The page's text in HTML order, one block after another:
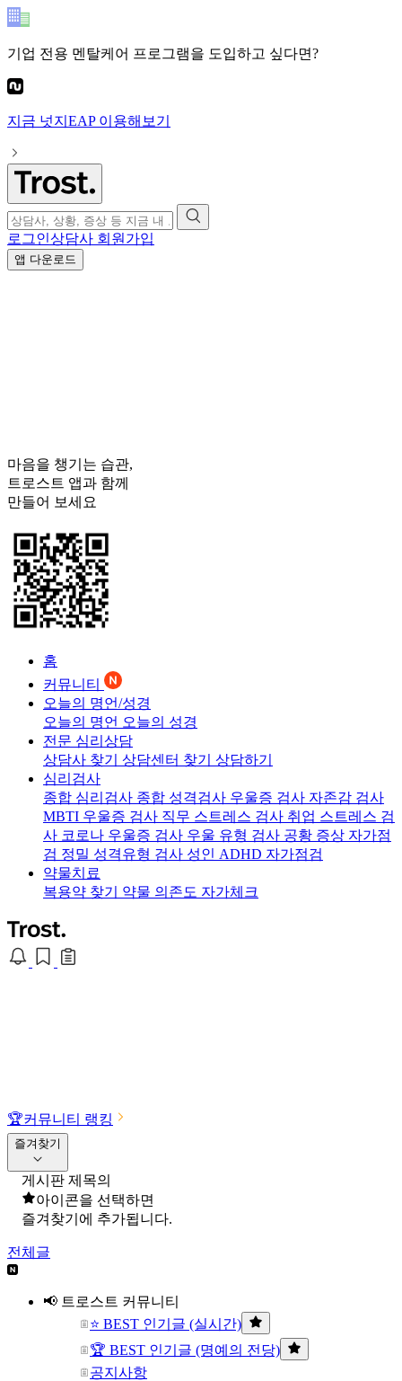
기업 전용 멘탈케어 프로그램을 도입하고 싶다면?
지금 넛지EAP이용해보기
로그인상담사 회원가입
앱 다운로드
마음을 챙기는 습관,
트로스트 앱과 함께
만들어 보세요
홈
커뮤니티
오늘의 명언/성경
오늘의 명언 오늘의 성경
전문 심리상담
상담사 찾기 상담센터 찾기 상담하기
심리검사
종합 심리검사 종합 성격검사 우울증 검사 자존감 검사
MBTI 우울증 검사 직무 스트레스 검사 취업 스트레스 검
사 코로나 우울증 검사 우울 유형 검사 공황 증상 자가점
검 정밀 성격유형 검사 성인 ADHD 자가점검
약물치료
복용약 찾기 약물 의존도 자가체크
🏆커뮤니티 랭킹
즐겨찾기
게시판 제목의
아이콘을 선택하면
즐겨찾기에 추가됩니다.
전체글
📢 트로스트 커뮤니티
⭐ BEST 인기글 (실시간)
🏆 BEST 인기글 (명예의 전당)
공지사항